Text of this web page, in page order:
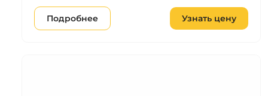
Подробнее Узнать цену